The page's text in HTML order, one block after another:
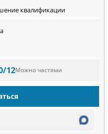
квалификации
12Можно частями